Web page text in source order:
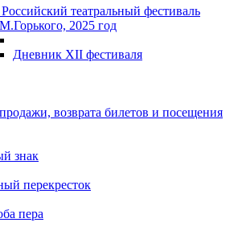
театральный фестиваль
2025 год
Дневник XII фестиваля
возврата билетов и посещения
знак
перекресток
пера